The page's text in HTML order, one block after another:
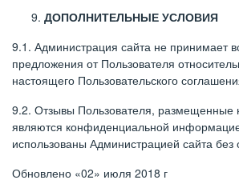
ДОПОЛНИТЕЛЬНЫЕ УСЛОВИЯ
9.1. Администрация сайта не принимает
предложения от Пользователя
настоящего Пользовательского
9.2. Отзывы Пользователя, размещенные
являются конфиденциальной
использованы Администрацией сайта без
Обновлено «02» июля 2018 г